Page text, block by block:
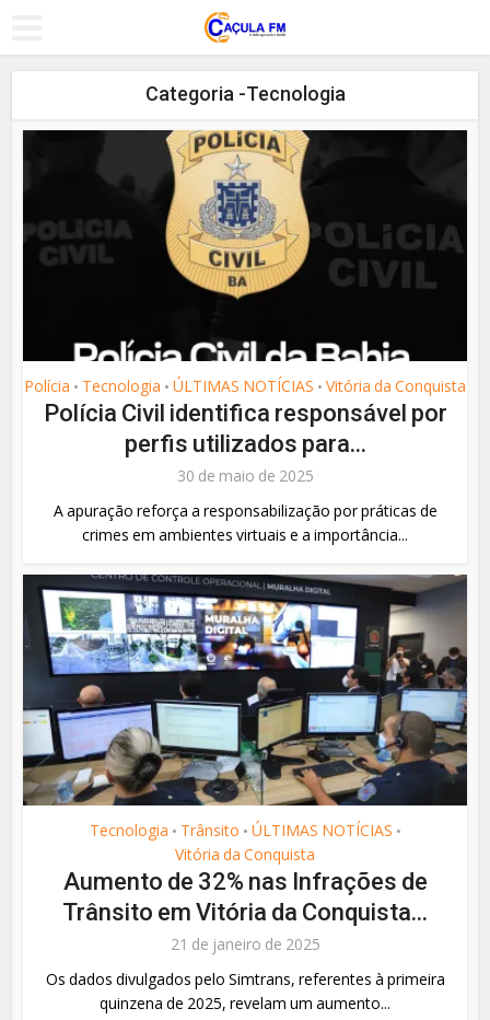
Categoria -Tecnologia
Polícia • Tecnologia • ÚLTIMAS NOTÍCIAS • Vitória da Conquista
Polícia Civil identifica responsável por
perfis utilizados para...
30 de maio de 2025
A apuração reforça a responsabilização por práticas de
crimes em ambientes virtuais e a importância...
Tecnologia • Trânsito • ÚLTIMAS NOTÍCIAS •
Vitória da Conquista
Aumento de 32% nas Infrações de
Trânsito em Vitória da Conquista...
21 de janeiro de 2025
Os dados divulgados pelo Simtrans, referentes à primeira
quinzena de 2025, revelam um aumento...